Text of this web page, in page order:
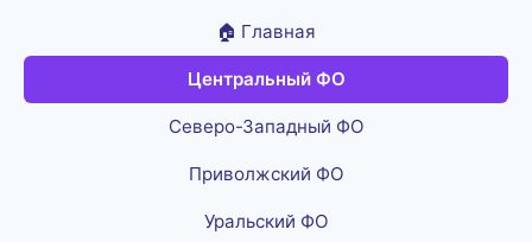
🏠 Главная
Центральный ФО
Северо-Западный ФО
Приволжский ФО
Уральский ФО